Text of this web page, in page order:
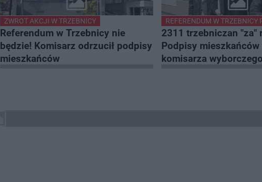
ZWROT AKCJI W TRZEBNICY
Referendum w Trzebnicy nie
będzie! Komisarz odrzucił podpisy
mieszkańców
REFERENDUM W TRZEBNICY
2311 trzebniczan "za"
Podpisy mieszkańców
komisarza wyborczego